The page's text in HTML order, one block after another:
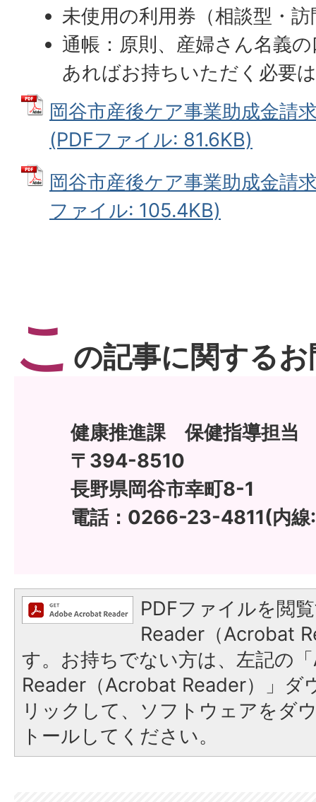
未使用の利用券（相談型・
通帳：原則、産婦さん名義
あればお持ちいただく必要
岡谷市産後ケア事業助成金請
(PDFファイル: 81.6KB)
岡谷市産後ケア事業助成金請
ファイル: 105.4KB)
こ の記事に関する
健康推進課 保健指導担当
〒394-8510
長野県岡谷市幸町8-1
電話：0266-23-4811(内線
PDFファイルを閲
Reader（Acrobat
す。お持ちでない方は、左記の
Reader（Acrobat Reader）」ダ
リックして、ソフトウェアをダ
トールしてください。